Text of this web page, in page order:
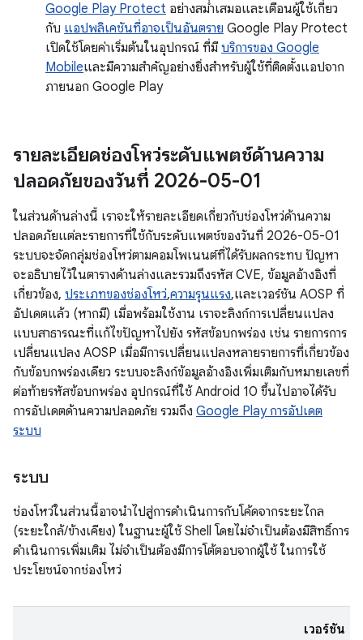
Google Play Protect อย่างสม่ำเสมอและเตือนผู้ใช้เกี่ยว
กับ แอปพลิเคชันที่อาจเป็นอันตราย Google Play Protect
เปิดใช้โดยค่าเริ่มต้นในอุปกรณ์ ที่มีบริการของ Google
Mobileและมีความสำคัญอย่างยิ่งสำหรับผู้ใช้ที่ติดตั้งแอปจาก
ภายนอก Google Play
รายละเอียดช่องโหว่ระดับแพตช์ด้านความ
ปลอดภัยของวันที่ 2026-05-01
ในส่วนด้านล่างนี้ เราจะให้รายละเอียดเกี่ยวกับช่องโหว่ด้านความ
ปลอดภัยแต่ละรายการที่ใช้กับระดับแพตช์ของวันที่ 2026-05-01
ระบบจะจัดกลุ่มช่องโหว่ตามคอมโพเนนต์ที่ได้รับผลกระทบ ปัญหา
จะอธิบายไว้ในตารางด้านล่างและรวมถึงรหัส CVE, ข้อมูลอ้างอิงที่
เกี่ยวข้อง, ประเภทของช่องโหว่,ความรุนแรง,และเวอร์ชัน AOSP ที่
อัปเดตแล้ว (หากมี) เมื่อพร้อมใช้งาน เราจะลิงก์การเปลี่ยนแปลง
แบบสาธารณะที่แก้ไขปัญหาไปยัง รหัสข้อบกพร่อง เช่น รายการการ
เปลี่ยนแปลง AOSP เมื่อมีการเปลี่ยนแปลงหลายรายการที่เกี่ยวข้อง
กับข้อบกพร่องเดียว ระบบจะลิงก์ข้อมูลอ้างอิงเพิ่มเติมกับหมายเลขที่
ต่อท้ายรหัสข้อบกพร่อง อุปกรณ์ที่ใช้ Android 10 ขึ้นไปอาจได้รับ
การอัปเดตด้านความปลอดภัย รวมถึง Google Play การอัปเดต
ระบบ
ระบบ
ช่องโหว่ในส่วนนี้อาจนำไปสู่การดำเนินการกับโค้ดจากระยะไกล
(ระยะใกล้/ข้างเคียง) ในฐานะผู้ใช้ Shell โดยไม่จำเป็นต้องมีสิทธิ์การ
ดำเนินการเพิ่มเติม ไม่จำเป็นต้องมีการโต้ตอบจากผู้ใช้ ในการใช้
ประโยชน์จากช่องโหว่
เวอร์ชัน